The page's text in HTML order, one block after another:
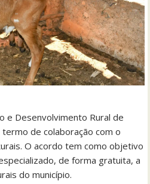
e Desenvolvimento Rural de
de colaboração com o
O acordo tem como objetivo
de forma gratuita, a
do município.